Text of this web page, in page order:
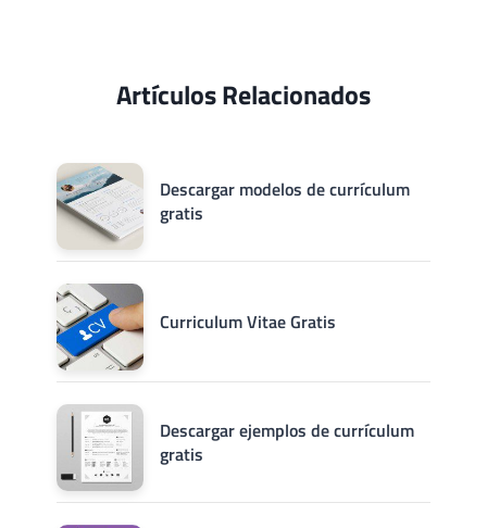
Artículos Relacionados
Descargar modelos de currículum
gratis
Curriculum Vitae Gratis
Descargar ejemplos de currículum
gratis